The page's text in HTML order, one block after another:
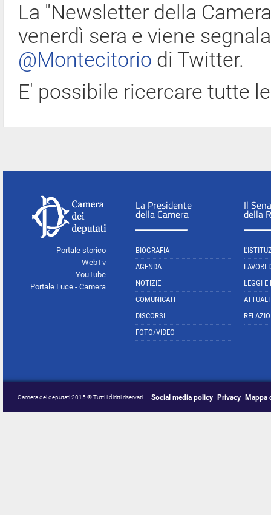
La "Newsletter della
venerdì sera e viene
@Montecitorio di Twitter.
E' possibile ricercare tutte
Portale storico
WebTv
YouTube
Portale Luce - Camera
La Presidente
della Camera
BIOGRAFIA
AGENDA
NOTIZIE
COMUNICATI
DISCORSI
FOTO/VIDEO
Il
della
LAVORI
LEGGI E
Camera dei deputati 2015 © Tutti i diritti riservati Social media policy Privacy Mappa